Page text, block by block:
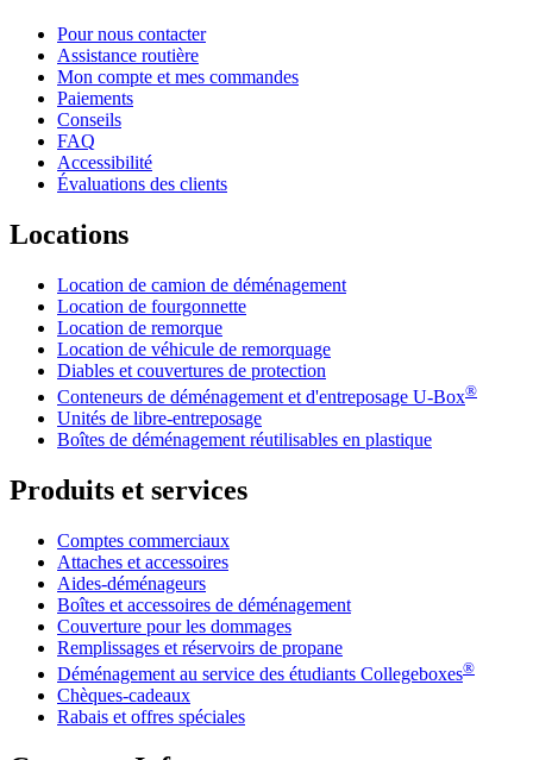
Pour nous contacter
Assistance routière
Mon compte et mes commandes
Paiements
Conseils
FAQ
Accessibilité
Évaluations des clients
Locations
Location de camion de déménagement
Location de fourgonnette
Location de remorque
Location de véhicule de remorquage
Diables et couvertures de protection
Conteneurs de déménagement et d'entreposage U-Box®
Unités de libre-entreposage
Boîtes de déménagement réutilisables en plastique
Produits et services
Comptes commerciaux
Attaches et accessoires
Aides-déménageurs
Boîtes et accessoires de déménagement
Couverture pour les dommages
Remplissages et réservoirs de propane
Déménagement au service des étudiants Collegeboxes®
Chèques-cadeaux
Rabais et offres spéciales